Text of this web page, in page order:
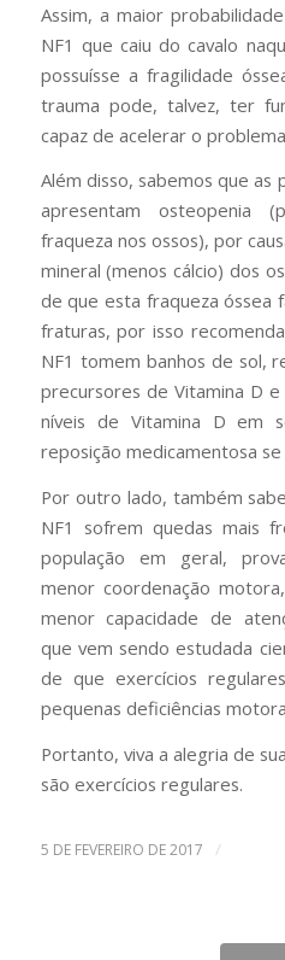
Assim, a maior
NF1 que caiu do cavalo
possuísse a fragilidade
trauma pode, talvez, ter
capaz de acelerar o
Além disso, sabemos que as
apresentam osteopenia
fraqueza nos ossos), por
mineral (menos cálcio) dos
de que esta fraqueza óssea
fraturas, por isso
NF1 tomem banhos de sol,
precursores de Vitamina D
níveis de Vitamina D em
reposição medicamentosa se
Por outro lado, também
NF1 sofrem quedas mais
população em geral,
menor coordenação
menor capacidade de
que vem sendo estudada
de que exercícios
pequenas deficiências
Portanto, viva a alegria de
são exercícios regulares.
5 DE FEVEREIRO DE 2017 /